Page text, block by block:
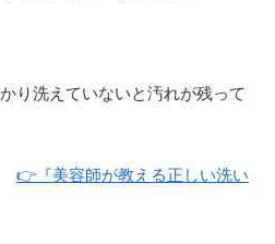
り洗えていないと汚れが残って
👉『美容師が教える正しい洗い